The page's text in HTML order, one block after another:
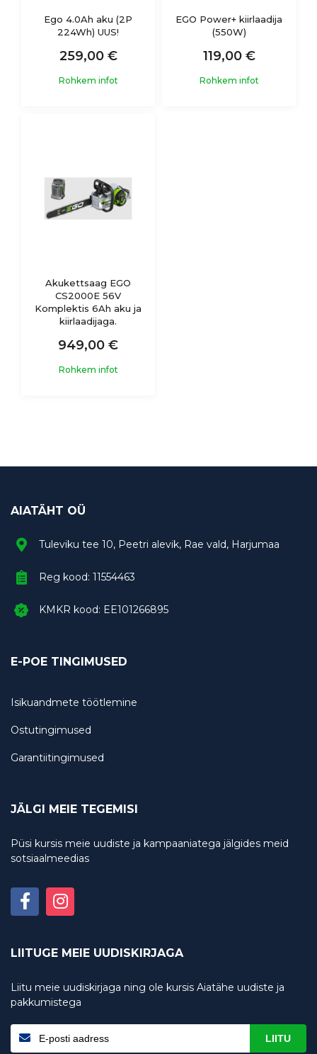
Ego 4.0Ah aku (2P
224Wh) UUS!
259,00 €
Rohkem infot
EGO Power+ kiirlaadija
(550W)
119,00 €
Rohkem infot
Akukettsaag EGO
CS2000E 56V
Komplektis 6Ah aku ja
kiirlaadijaga.
949,00 €
Rohkem infot
AIATÄHT OÜ
Tuleviku tee 10, Peetri alevik, Rae vald, Harjumaa
Reg kood: 11554463
KMKR kood: EE101266895
E-POE TINGIMUSED
Isikuandmete töötlemine
Ostutingimused
Garantiitingimused
JÄLGI MEIE TEGEMISI
Püsi kursis meie uudiste ja kampaaniatega jälgides meid
sotsiaalmeedias
LIITUGE MEIE UUDISKIRJAGA
Liitu meie uudiskirjaga ning ole kursis Aiatähe uudiste ja
pakkumistega
LIITU